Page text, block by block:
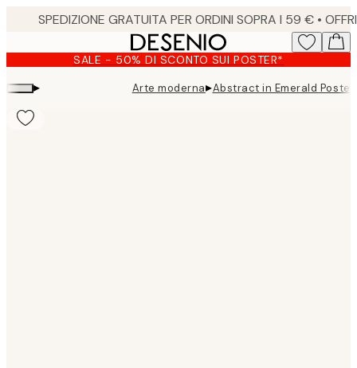
content.
SALE - 50% DI SCONTO SUI POSTER*
▸ Arte moderna▸Abstract in Emerald Poster